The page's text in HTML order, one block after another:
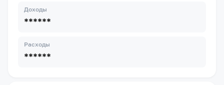
Доходы
******
Расходы
******